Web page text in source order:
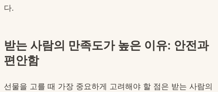
다.
받는 사람의 만족도가 높은 이유: 안전과
편안함
선물을 고를 때 가장 중요하게 고려해야 할 점은 받는 사람의